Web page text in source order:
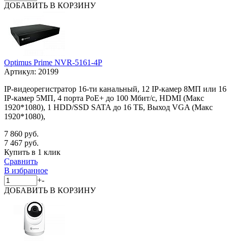
ДОБАВИТЬ В КОРЗИНУ
Optimus Prime NVR-5161-4P
Артикул: 20199
IP-видеорегистратор 16-ти канальный, 12 IP-камер 8МП или 16
IP-камер 5МП, 4 порта PoE+ до 100 Мбит/с, HDMI (Макс
1920*1080), 1 HDD/SSD SATA до 16 ТБ, Выход VGA (Макс
1920*1080),
7 860 руб.
7 467 руб.
Купить в 1 клик
Сравнить
В избранное
+-
ДОБАВИТЬ В КОРЗИНУ